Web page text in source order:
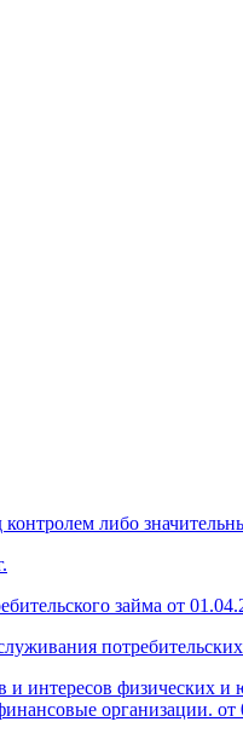
контролем либо
займа от
и интересов физических
организации. от